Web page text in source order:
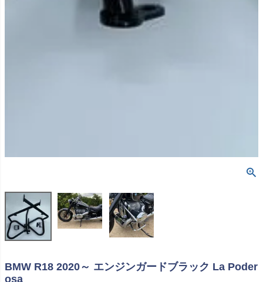
BMW R18 2020～ エンジンガードブラック La Poder
osa